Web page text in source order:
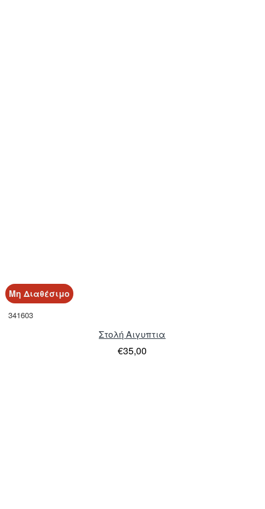
Μη Διαθέσιμο
341603
Στολή Αιγυπτια
€35,00